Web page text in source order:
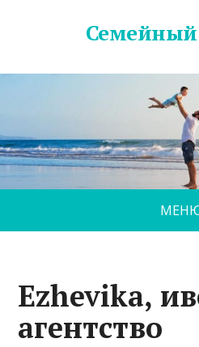
Семейный
Ezhevika,
агентство